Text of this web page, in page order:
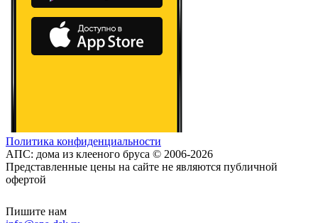
Политика конфиденциальности
АПС: дома из клееного бруса © 2006-2026
Представленные цены на сайте не являются публичной
офертой
Пишите нам